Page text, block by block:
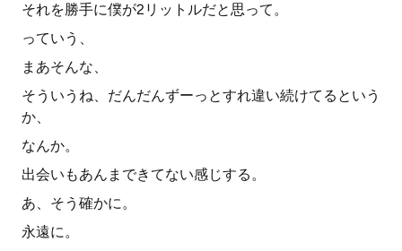
それを勝手に僕が2リットルだと思って。
っていう、
まあそんな、
そういうね、だんだんずーっとすれ違い続けてるという
か、
なんか。
出会いもあんまできてない感じする。
あ、そう確かに。
永遠に。